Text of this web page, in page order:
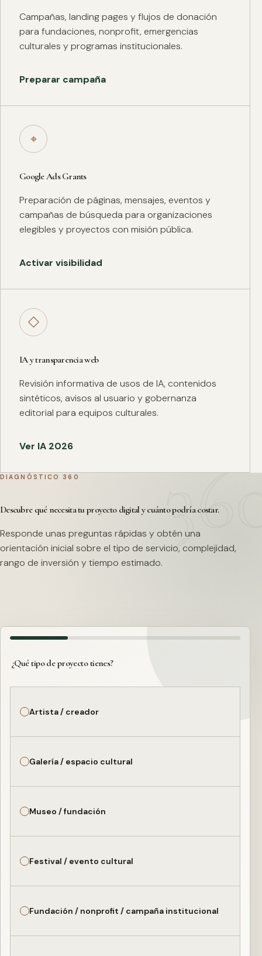
Campañas, landing pages y flujos de donación
para fundaciones, nonprofit, emergencias
culturales y programas institucionales.
Preparar campaña
⌖
Google Ads Grants
Preparación de páginas, mensajes, eventos y
campañas de búsqueda para organizaciones
elegibles y proyectos con misión pública.
Activar visibilidad
◇
IA y transparencia web
Revisión informativa de usos de IA, contenidos
sintéticos, avisos al usuario y gobernanza
editorial para equipos culturales.
Ver IA 2026
DIAGNÓSTICO 360
Descubre qué necesita tu proyecto digital y cuánto podría costar.
Responde unas preguntas rápidas y obtén una
orientación inicial sobre el tipo de servicio, complejidad,
rango de inversión y tiempo estimado.
¿Qué tipo de proyecto tienes?
Artista / creador
Galería / espacio cultural
Museo / fundación
Festival / evento cultural
Fundación / nonprofit / campaña institucional